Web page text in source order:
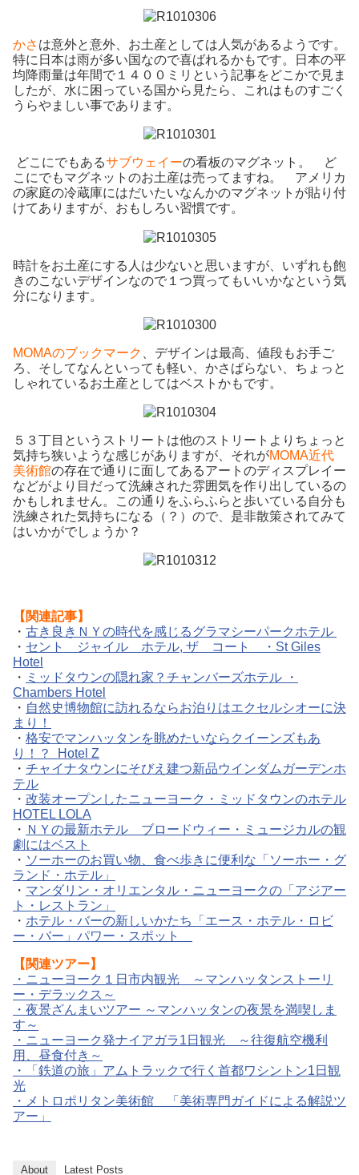
かさ は意外と意外、お土産としては人気があるようです。
特に日本は雨が多い国なので喜ばれるかもです。日本の平
均降雨量は年間で１４００ミリという記事をどこかで見ま
したが、水に困っている国から見たら、これはものすごく
うらやましい事であります。
どこにでもあるサブウェイーの看板のマグネット。 ど
こにでもマグネットのお土産は売ってますね。 アメリカ
の家庭の冷蔵庫にはだいたいなんかのマグネットが貼り付
けてありますが、おもしろい習慣です。
時計をお土産にする人は少ないと思いますが、いずれも飽
きのこないデザインなので１つ買ってもいいかなという気
分になります。
MOMAのブックマーク
、デザインは最高、値段もお手ご
ろ、そしてなんといっても軽い、かさばらない、ちょっと
しゃれているお土産としてはベストかもです。
５３丁目というストリートは他のストリートよりちょっと
気持ち狭いような感じがありますが、それがMOMA近代
美術館の存在で通りに面してあるアートのディスプレイー
などがより目だって洗練された雰囲気を作り出しているの
かもしれません。この通りをふらふらと歩いている自分も
洗練された気持ちになる（？）ので、是非散策されてみて
はいかがでしょうか？
【関連記事】
・ 古き良きＮＹの時代を感じるグラマシーパークホテル
・ セント ジャイル ホテル, ザ コート ・St Giles
Hotel
・ ミッドタウンの隠れ家？チャンバーズホテル ・
Chambers Hotel
・ 自然史博物館に訪れるならお泊りはエクセルシオーに決
まり！
・ 格安でマンハッタンを眺めたいならクイーンズもあ
り！？ Hotel Z
・ チャイナタウンにそびえ建つ新品ウインダムガーデンホ
テル
・ 改装オープンしたニューヨーク・ミッドタウンのホテル
HOTEL LOLA
・ ＮＹの最新ホテル ブロードウィー・ミュージカルの観
劇にはベスト
・ ソーホーのお買い物、食べ歩きに便利な「ソーホー・グ
ランド・ホテル」
・ マンダリン・オリエンタル・ニューヨークの「アジアー
ト・レストラン」
・ ホテル・バーの新しいかたち「エース・ホテル・ロビ
ー・バー」パワー・スポット
【関連ツアー】
・ ニューヨーク１日市内観光 ～マンハッタンストーリ
ー・デラックス～
・ 夜景ざんまいツアー ～マンハッタンの夜景を満喫しま
す～
・ ニューヨーク発ナイアガラ1日観光 ～往復航空機利
用、昼食付き～
・
「鉄道の旅」アムトラックで行く首都ワシントン1日観
光
・ メトロポリタン美術館 「美術専門ガイドによる解説ツ
アー」
About Latest Posts